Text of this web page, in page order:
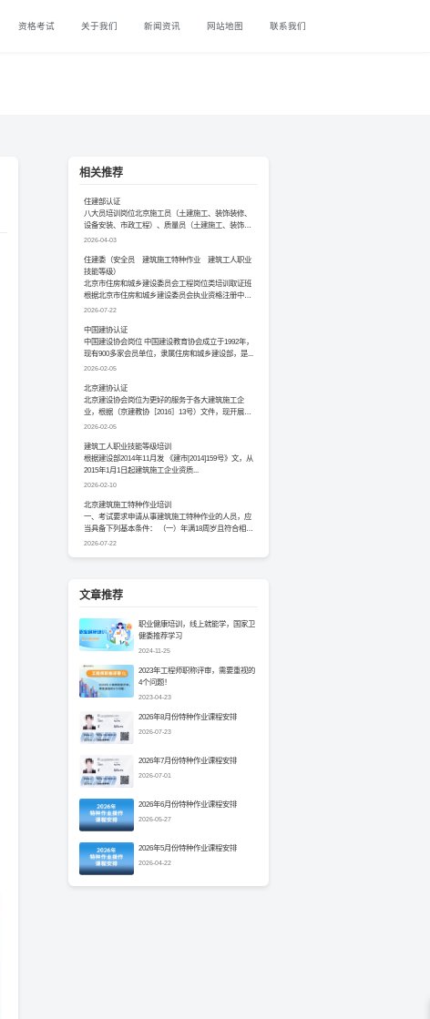
资格考试 关于我们 新闻资讯 网站地图 联系我们
相关推荐
住建部认证
八大员培训岗位北京施工员（土建施工、装饰装修、
设备安装、市政工程）、质量员（土建施工、装饰装
修、设备...
2026-04-03
住建委（安全员 建筑施工特种作业 建筑工人职业
技能等级）
北京市住房和城乡建设委员会工程岗位类培训取证班
根据北京市住房和城乡建设委员会执业资格注册中心
要求建筑...
2026-07-22
中国建协认证
中国建设协会岗位 中国建设教育协会成立于1992年，
现有900多家会员单位，隶属住房和城乡建设部，是...
2026-02-05
北京建协认证
北京建设协会岗位为更好的服务于各大建筑施工企
业，根据（京建教协［2016］13号）文件，现开展建
设行...
2026-02-05
建筑工人职业技能等级培训
根据建设部2014年11月发 《建市[2014]159号》文，从
2015年1月1日起建筑施工企业资质...
2026-02-10
北京建筑施工特种作业培训
一、考试要求申请从事建筑施工特种作业的人员，应
当具备下列基本条件： （一）年满18周岁且符合相关
工种...
2026-07-22
文章推荐
职业健康培训，线上就能学，国家卫
健委推荐学习
2024-11-25
2023年工程师职称评审，需要重视的
4个问题！
2023-04-23
2026年8月份特种作业课程安排
2026-07-23
2026年7月份特种作业课程安排
2026-07-01
2026年6月份特种作业课程安排
2026-05-27
2026年5月份特种作业课程安排
2026-04-22